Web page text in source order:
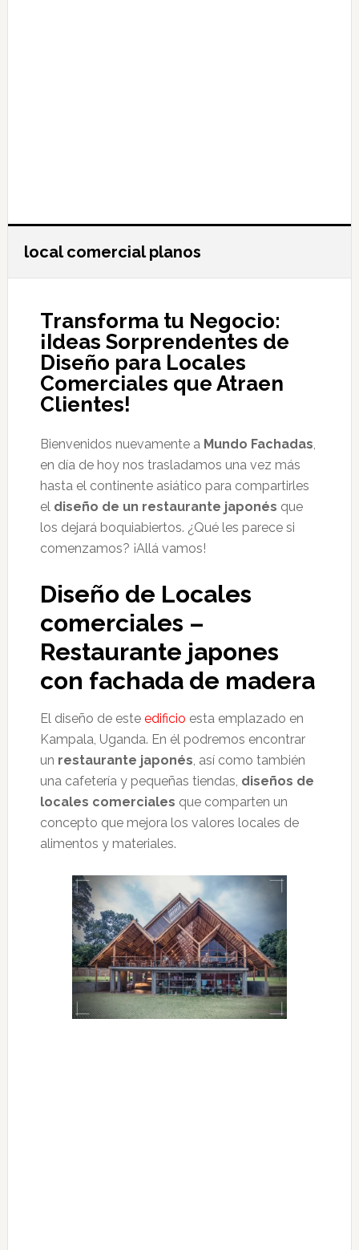
local comercial planos
Transforma tu Negocio:
¡Ideas Sorprendentes de
Diseño para Locales
Comerciales que Atraen
Clientes!
Bienvenidos nuevamente a Mundo Fachadas,
en día de hoy nos trasladamos una vez más
hasta el continente asiático para compartirles
el diseño de un restaurante japonés que
los dejará boquiabiertos. ¿Qué les parece si
comenzamos? ¡Allá vamos!
Diseño de Locales
comerciales –
Restaurante japones
con fachada de madera
El diseño de este edificio esta emplazado en
Kampala, Uganda. En él podremos encontrar
un restaurante japonés, así como también
una cafetería y pequeñas tiendas, diseños de
locales comerciales que comparten un
concepto que mejora los valores locales de
alimentos y materiales.